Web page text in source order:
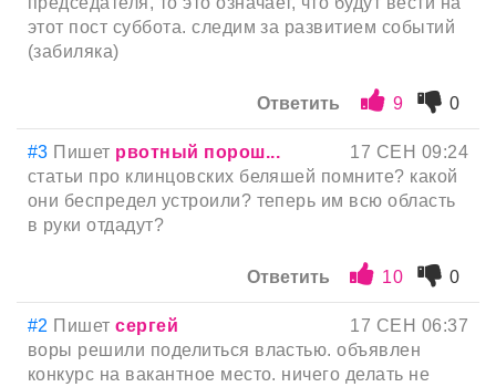
этот пост суббота. следим за развитием событий
(забиляка)
Ответить 9 0
#3 Пишет рвотный порош...
17 СЕН 09:24
статьи про клинцовских беляшей помните? какой
они беспредел устроили? теперь им всю область
в руки отдадут?
Ответить 10 0
#2 Пишетсергей
17 СЕН 06:37
воры решили поделиться властью. объявлен
конкурс на вакантное место. ничего делать не